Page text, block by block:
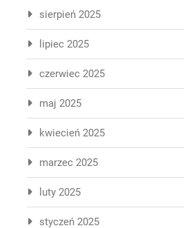
sierpień 2025
lipiec 2025
czerwiec 2025
maj 2025
kwiecień 2025
marzec 2025
luty 2025
styczeń 2025